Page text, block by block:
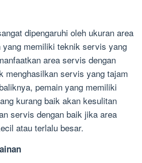
dipengaruhi oleh ukuran area
memiliki teknik servis yang
area servis dengan
menghasilkan servis yang tajam
pemain yang memiliki
kurang baik akan kesulitan
servis dengan baik jika area
atau terlalu besar.